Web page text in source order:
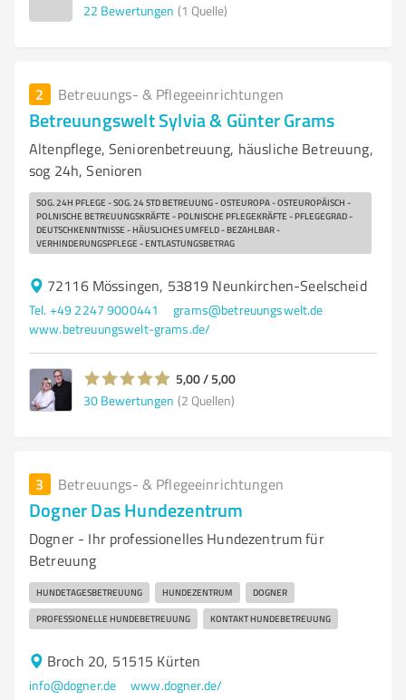
22 Bewertungen (1 Quelle)
2 Betreuungs- & Pflegeeinrichtungen
Betreuungswelt Sylvia & Günter Grams
Altenpflege, Seniorenbetreuung, häusliche Betreuung,
sog 24h, Senioren
SOG. 24H PFLEGE - SOG. 24 STD BETREUUNG - OSTEUROPA - OSTEUROPÄISCH -
POLNISCHE BETREUUNGSKRÄFTE - POLNISCHE PFLEGEKRÄFTE - PFLEGEGRAD -
DEUTSCHKENNTNISSE - HÄUSLICHES UMFELD - BEZAHLBAR -
VERHINDERUNGSPFLEGE - ENTLASTUNGSBETRAG
72116 Mössingen, 53819 Neunkirchen-Seelscheid
Tel. +49 2247 9000441
grams@betreuungswelt.de
www.betreuungswelt-grams.de/
5,00 / 5,00
30 Bewertungen (2 Quellen)
3 Betreuungs- & Pflegeeinrichtungen
Dogner Das Hundezentrum
Dogner - Ihr professionelles Hundezentrum für
Betreuung
HUNDETAGESBETREUUNG HUNDEZENTRUM DOGNER
PROFESSIONELLE HUNDEBETREUUNG KONTAKT HUNDEBETREUUNG
Broch 20, 51515 Kürten
info@dogner.de www.dogner.de/